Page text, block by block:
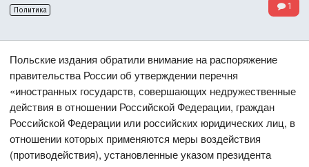
Политика 1
Польские издания обратили внимание на распоряжение
правительства России об утверждении перечня
«иностранных государств, совершающих недружественные
действия в отношении Российской Федерации, граждан
Российской Федерации или российских юридических лиц, в
отношении которых применяются меры воздействия
(противодействия), установленные указом президента